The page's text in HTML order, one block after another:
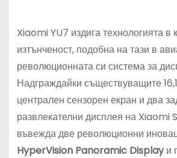
Xiaomi YU7 издига технологията в
изтънченост, подобна на тази в
революционната си система за
Надграждайки съществуващите
централен сензорен екран и два
развлекателни дисплея на Xiaomi
въвежда две революционни
HyperVision Panoramic Displayи